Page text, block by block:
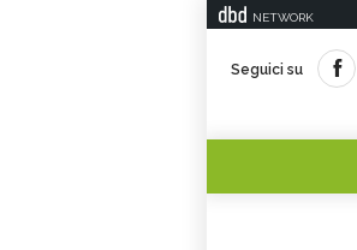
NETWORK
Seguici su